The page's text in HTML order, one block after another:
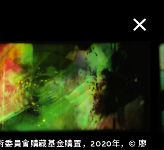
委員會購藏基金購置，2020年，© 廖
藏品
搜索